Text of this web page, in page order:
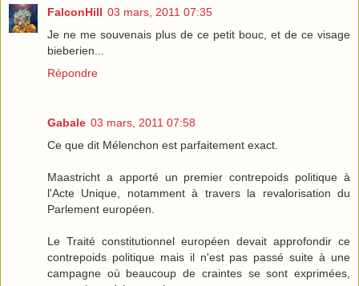
FalconHill 03 mars, 2011 07:35
Je ne me souvenais plus de ce petit bouc, et de ce visage
bieberien...
Répondre
Gabale 03 mars, 2011 07:58
Ce que dit Mélenchon est parfaitement exact.
Maastricht a apporté un premier contrepoids politique à
l'Acte Unique, notamment à travers la revalorisation du
Parlement européen.
Le Traité constitutionnel européen devait approfondir ce
contrepoids politique mais il n'est pas passé suite à une
campagne où beaucoup de craintes se sont exprimées,